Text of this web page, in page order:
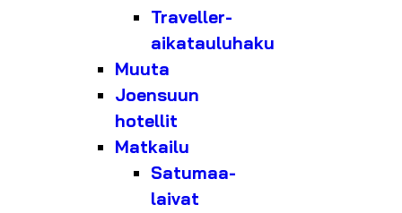
Traveller-
aikatauluhaku
Muuta
Joensuun
hotellit
Matkailu
Satumaa-
laivat